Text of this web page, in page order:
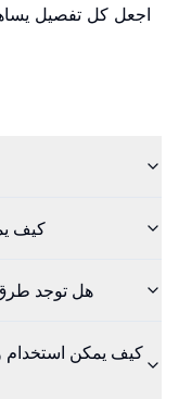
اجعل كل تفصيل
كيف
هل توجد طرق
كيف يمكن استخدام